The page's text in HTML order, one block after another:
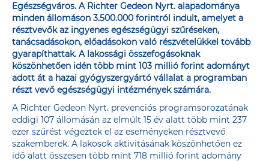
Egészségváros. A Richter Gedeon Nyrt. alapadománya
minden állomáson 3.500.000 forintról indult, amelyet a
résztvevők az ingyenes egészségügyi szűréseken,
tanácsadásokon, előadásokon való részvételükkel tovább
gyarapíthattak. A lakossági összefogásoknak
köszönhetően idén több mint 103 millió forint adományt
adott át a hazai gyógyszergyártó vállalat a programban
részt vevő egészségügyi intézmények számára.
A Richter Gedeon Nyrt. prevenciós programsorozatának
eddigi 107 állomásán az elmúlt 15 év alatt több mint 237
ezer szűrést végeztek el az eseményeken résztvevő
szakemberek. A lakosok aktivitásának köszönhetően ez
idő alatt összesen több mint 718 millió forint adomány